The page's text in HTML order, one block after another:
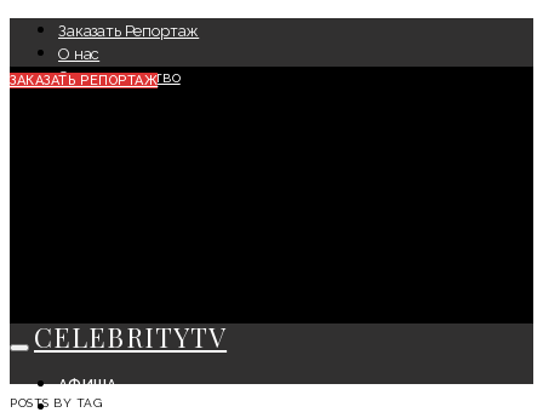
Заказать Репортаж
О нас
Сотрудничество
ЗАКАЗАТЬ РЕПОРТАЖ
CELEBRITYTV
АФИША
СОБЫТИЯ
POSTS BY TAG